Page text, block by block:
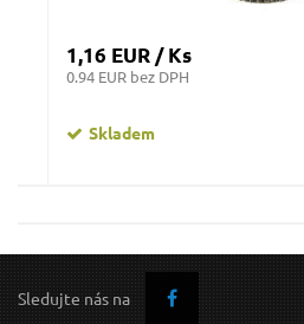
1,16 EUR / Ks
0.94 EUR bez DPH
Skladem
Sledujte nás na